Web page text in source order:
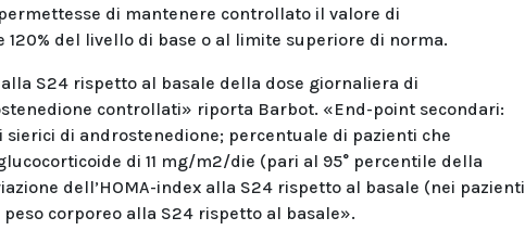
di mantenere controllato il valore di
del livello di base o al limite superiore di norma.
S24 rispetto al basale della dose giornaliera di
controllati» riporta Barbot. «End-point secondari:
di androstenedione; percentuale di pazienti che
di 11 mg/m2/die (pari al 95° percentile della
dell’HOMA-index alla S24 rispetto al basale (nei pazienti
corporeo alla S24 rispetto al basale».